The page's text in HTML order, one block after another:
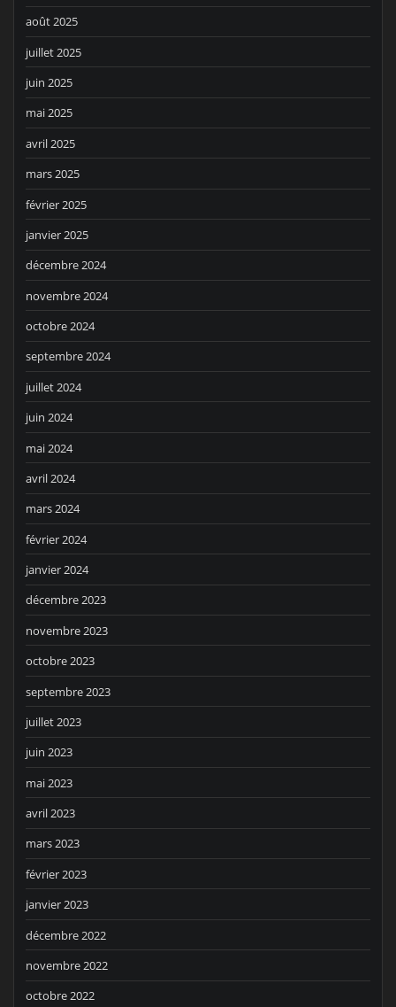
août 2025
juillet 2025
juin 2025
mai 2025
avril 2025
mars 2025
février 2025
janvier 2025
décembre 2024
novembre 2024
octobre 2024
septembre 2024
juillet 2024
juin 2024
mai 2024
avril 2024
mars 2024
février 2024
janvier 2024
décembre 2023
novembre 2023
octobre 2023
septembre 2023
juillet 2023
juin 2023
mai 2023
avril 2023
mars 2023
février 2023
janvier 2023
décembre 2022
novembre 2022
octobre 2022